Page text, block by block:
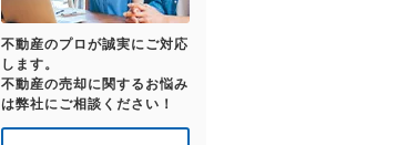
不動産のプロが誠実にご対応
します。
不動産の売却に関するお悩み
は弊社にご相談ください！